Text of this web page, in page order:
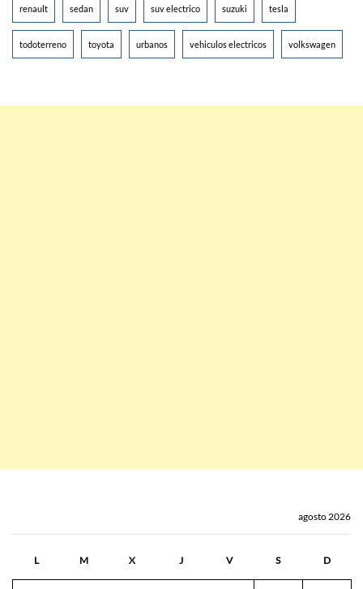
renault sedan suv suv electrico suzuki tesla
todoterreno toyota urbanos vehiculos electricos volkswagen
agosto 2026
L M X J V S D